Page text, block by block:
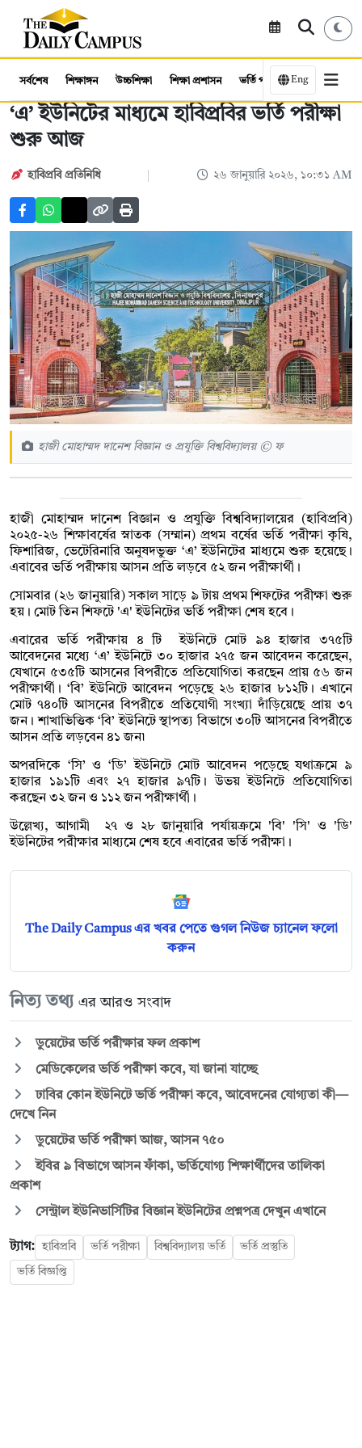
সর্বশেষ শিক্ষাঙ্গন উচ্চশিক্ষা শিক্ষা প্রশাসন ভর্তি পরীক্ষা কর্মসংস্থান
Eng
‘এ’ ইউনিটের মাধ্যমে হাবিপ্রবির ভর্তি পরীক্ষা
শুরু আজ
হাবিপ্রবি প্রতিনিধি ২৬ জানুয়ারি ২০২৬, ১০:৩১ AM
হাজী মোহাম্মদ দানেশ বিজ্ঞান ও প্রযুক্তি বিশ্ববিদ্যালয় © ফ
হাজী মোহাম্মদ দানেশ বিজ্ঞান ও প্রযুক্তি বিশ্ববিদ্যালয়ের (হাবিপ্রবি)
২০২৫-২৬ শিক্ষাবর্ষের স্নাতক (সম্মান) প্রথম বর্ষের ভর্তি পরীক্ষা কৃষি,
ফিশারিজ, ভেটেরিনারি অনুষদভুক্ত ‘এ’ ইউনিটের মাধ্যমে শুরু হয়েছে।
এবাবের ভর্তি পরীক্ষায় আসন প্রতি লড়বে ৫২ জন পরীক্ষার্থী।
সোমবার (২৬ জানুয়ারি) সকাল সাড়ে ৯ টায় প্রথম শিফটের পরীক্ষা শুরু
হয়। মোট তিন শিফটে 'এ' ইউনিটের ভর্তি পরীক্ষা শেষ হবে।
এবারের ভর্তি পরীক্ষায় ৪ টি ইউনিটে মোট ৯৪ হাজার ৩৭৫টি
আবেদনের মধ্যে ‘এ’ ইউনিটে ৩০ হাজার ২৭৫ জন আবেদন করেছেন,
যেখানে ৫৩৫টি আসনের বিপরীতে প্রতিযোগিতা করছেন প্রায় ৫৬ জন
পরীক্ষার্থী। ‘বি’ ইউনিটে আবেদন পড়েছে ২৬ হাজার ৮১২টি। এখানে
মোট ৭৪০টি আসনের বিপরীতে প্রতিযোগী সংখ্যা দাঁড়িয়েছে প্রায় ৩৭
জন। শাখাভিত্তিক ‘বি’ ইউনিটে স্থাপত্য বিভাগে ৩০টি আসনের বিপরীতে
আসন প্রতি লড়বেন ৪১ জন৷
অপরদিকে ‘সি’ ও ‘ডি’ ইউনিটে মোট আবেদন পড়েছে যথাক্রমে ৯
হাজার ১৯১টি এবং ২৭ হাজার ৯৭টি। উভয় ইউনিটে প্রতিযোগিতা
করছেন ৩২ জন ও ১১২ জন পরীক্ষার্থী।
উল্লেখ্য, আগামী ২৭ ও ২৮ জানুয়ারি পর্যায়ক্রমে 'বি' 'সি' ও 'ডি'
ইউনিটের পরীক্ষার মাধ্যমে শেষ হবে এবারের ভর্তি পরীক্ষা।
The Daily Campus এর খবর পেতে গুগল নিউজ চ্যানেল ফলো
করুন
নিত্য তথ্য এর আরও সংবাদ
ডুয়েটের ভর্তি পরীক্ষার ফল প্রকাশ
মেডিকেলের ভর্তি পরীক্ষা কবে, যা জানা যাচ্ছে
ঢাবির কোন ইউনিটে ভর্তি পরীক্ষা কবে, আবেদনের যোগ্যতা কী—
দেখে নিন
ডুয়েটের ভর্তি পরীক্ষা আজ, আসন ৭৫০
ইবির ৯ বিভাগে আসন ফাঁকা, ভর্তিযোগ্য শিক্ষার্থীদের তালিকা
প্রকাশ
সেন্ট্রাল ইউনিভার্সিটির বিজ্ঞান ইউনিটের প্রশ্নপত্র দেখুন এখানে
ট্যাগ: হাবিপ্রবি ভর্তি পরীক্ষা বিশ্ববিদ্যালয় ভর্তি ভর্তি প্রস্তুতি
ভর্তি বিজ্ঞপ্তি